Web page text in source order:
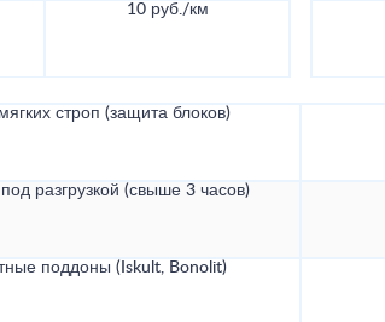
10 руб./км
строп (защита блоков)
разгрузкой (свыше 3 часов)
поддоны (Iskult, Bonolit)